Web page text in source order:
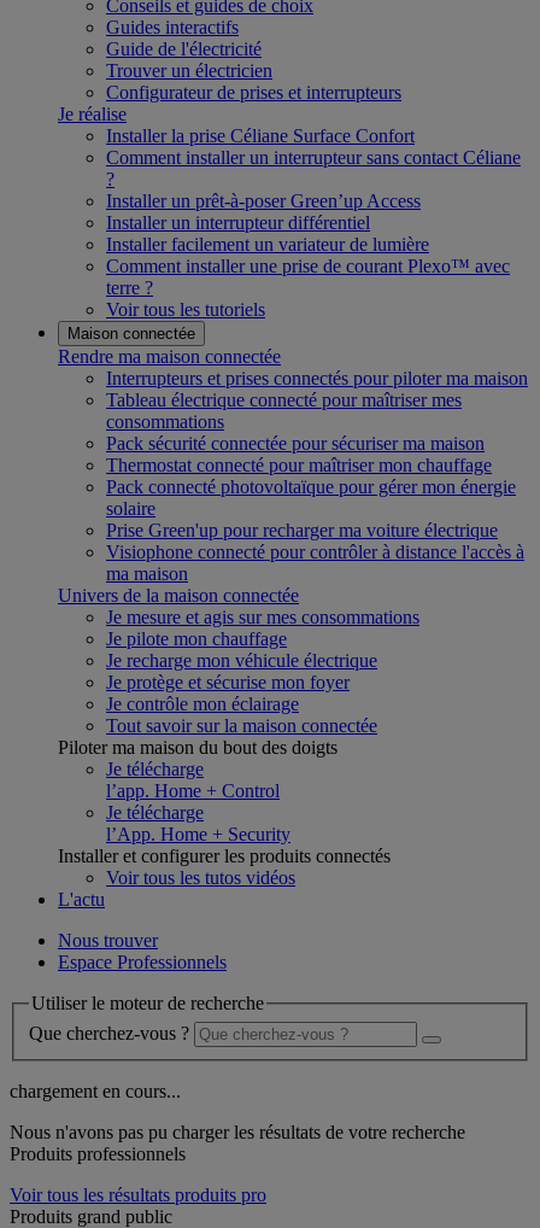
Conseils et guides de choix
Guides interactifs
Guide de l'électricité
Trouver un électricien
Configurateur de prises et interrupteurs
Je réalise
Installer la prise Céliane Surface Confort
Comment installer un interrupteur sans contact Céliane
?
Installer un prêt-à-poser Green’up Access
Installer un interrupteur différentiel
Installer facilement un variateur de lumière
Comment installer une prise de courant Plexo™ avec
terre ?
Voir tous les tutoriels
Maison connectée
Rendre ma maison connectée
Interrupteurs et prises connectés pour piloter ma maison
Tableau électrique connecté pour maîtriser mes
consommations
Pack sécurité connectée pour sécuriser ma maison
Thermostat connecté pour maîtriser mon chauffage
Pack connecté photovoltaïque pour gérer mon énergie
solaire
Prise Green'up pour recharger ma voiture électrique
Visiophone connecté pour contrôler à distance l'accès à
ma maison
Univers de la maison connectée
Je mesure et agis sur mes consommations
Je pilote mon chauffage
Je recharge mon véhicule électrique
Je protège et sécurise mon foyer
Je contrôle mon éclairage
Tout savoir sur la maison connectée
Piloter ma maison du bout des doigts
Je télécharge
l’app. Home + Control
Je télécharge
l’App. Home + Security
Installer et configurer les produits connectés
Voir tous les tutos vidéos
L'actu
Nous trouver
Espace Professionnels
Utiliser le moteur de recherche
Que cherchez-vous ?
chargement en cours...
Nous n'avons pas pu charger les résultats de votre recherche
Produits professionnels
Voir tous les résultats produits pro
Produits grand public